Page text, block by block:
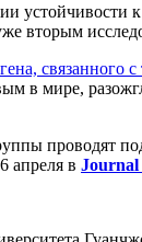
устойчивости
вторым
связанного с
в мире,
апреля в Journal